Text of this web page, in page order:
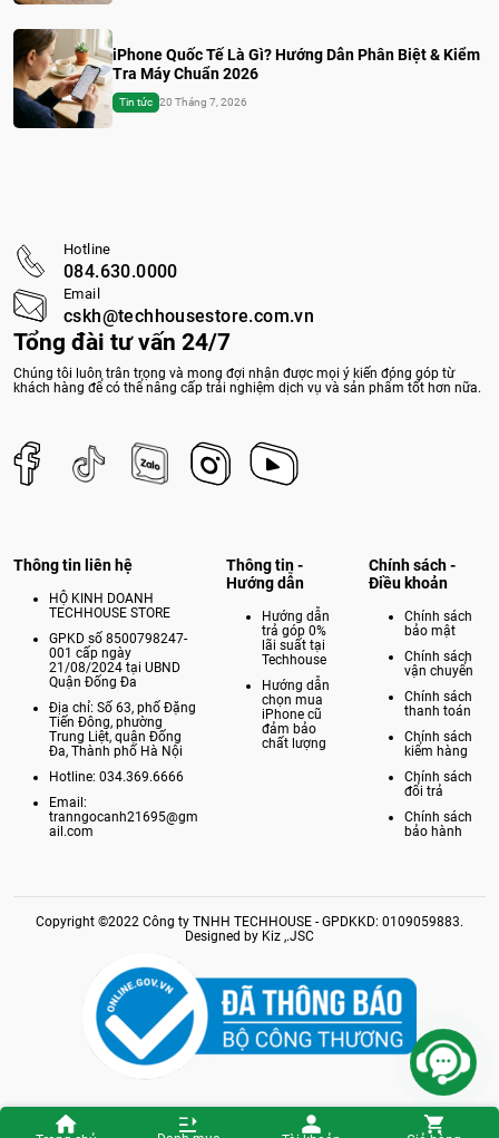
iPhone Quốc Tế Là Gì? Hướng Dẫn Phân Biệt & Kiểm
Tra Máy Chuẩn 2026
Tin tức 20 Tháng 7, 2026
Tổng đài tư vấn 24/7
Chúng tôi luôn trân trọng và mong đợi nhận được mọi ý kiến đóng góp từ
khách hàng để có thể nâng cấp trải nghiệm dịch vụ và sản phẩm tốt hơn nữa.
Hotline
084.630.0000
Email
cskh@techhousestore.com.vn
Thông tin liên hệ
HỘ KINH DOANH
TECHHOUSE STORE
GPKD số 8500798247-
001 cấp ngày
21/08/2024 tại UBND
Quận Đống Đa
Địa chỉ: Số 63, phố Đặng
Tiến Đông, phường
Trung Liệt, quận Đống
Đa, Thành phố Hà Nội
Hotline: 034.369.6666
Email:
tranngocanh21695@gm
ail.com
Thông tin -
Hướng dẫn
Hướng dẫn
trả góp 0%
lãi suất tại
Techhouse
Hướng dẫn
chọn mua
iPhone cũ
đảm bảo
chất lượng
Chính sách -
Điều khoản
Chính sách
bảo mật
Chính sách
vận chuyển
Chính sách
thanh toán
Chính sách
kiểm hàng
Chính sách
đổi trả
Chính sách
bảo hành
Copyright ©2022 Công ty TNHH TECHHOUSE - GPDKKD: 0109059883.
Designed by Kiz ,.JSC